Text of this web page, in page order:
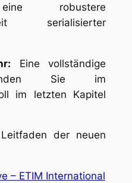
robustere
serialisierter
Eine vollständige
Sie im
im letzten Kapitel
der neuen
– ETIM International